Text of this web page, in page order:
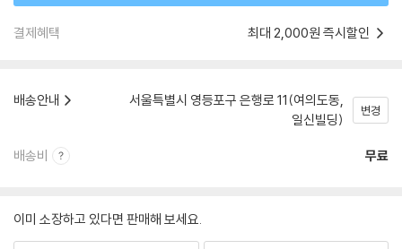
결제혜택 최대 2,000원 즉시할인
배송안내
서울특별시 영등포구 은행로 11(여의도동,
일신빌딩)
변경
배송비 무료
이미 소장하고 있다면 판매해 보세요.